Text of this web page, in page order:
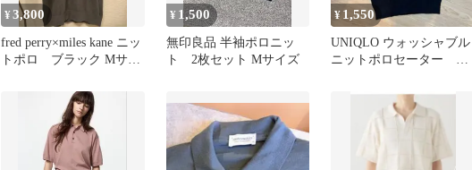
¥3,800
fred perry×miles kane ニッ
トポロ ブラック Mサイ
¥ 1,500
無印良品 半袖ポロニッ
ト 2枚セット Mサイズ
¥ 1,550
UNIQLO ウォッシャブル
ニットポロセーター S